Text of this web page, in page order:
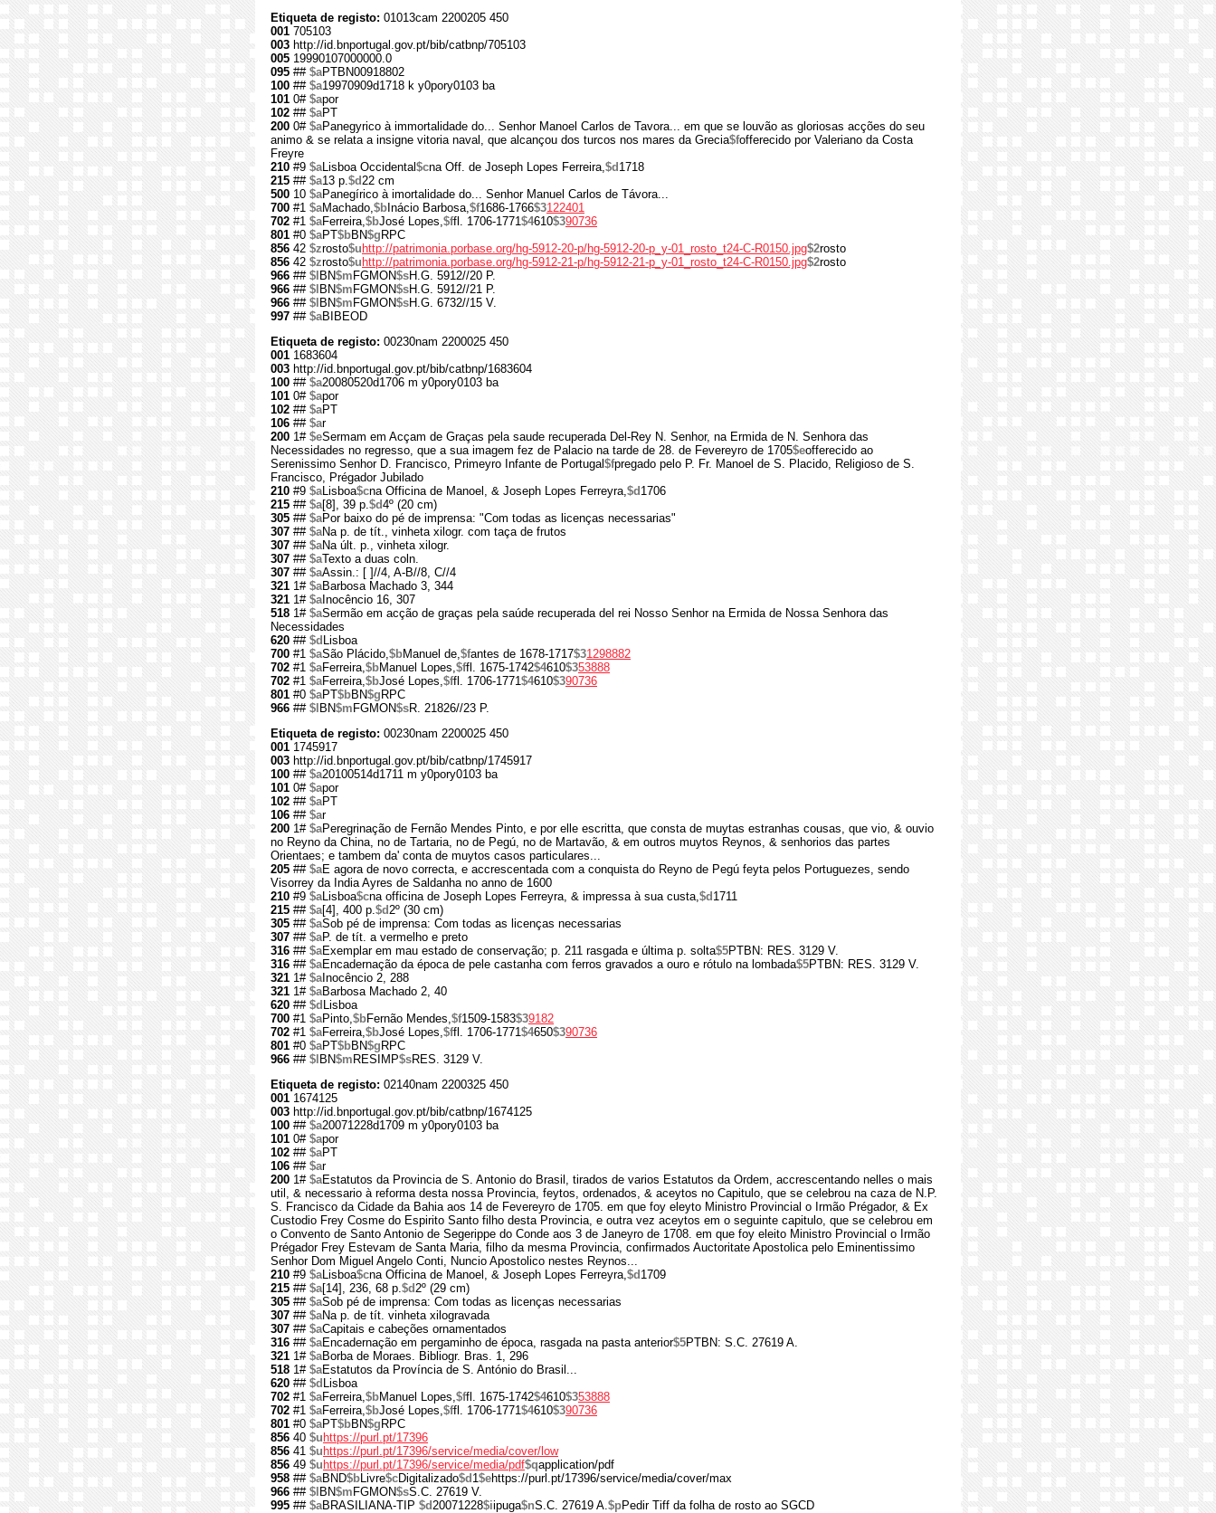
Etiqueta de registo: 01013cam 2200205 450
001 705103
003 http://id.bnportugal.gov.pt/bib/catbnp/705103
005 19990107000000.0
095 ## $aPTBN00918802
100 ## $a19970909d1718 k y0pory0103 ba
101 0# $apor
102 ## $aPT
200 0# $aPanegyrico à immortalidade do... Senhor Manoel Carlos de Tavora... em que se louvão as gloriosas acções do seu
animo & se relata a insigne vitoria naval, que alcançou dos turcos nos mares da Grecia$fofferecido por Valeriano da Costa
Freyre
210 #9 $aLisboa Occidental$cna Off. de Joseph Lopes Ferreira,$d 1718
215 ## $a13 p.$d22 cm
500 10 $aPanegírico à imortalidade do... Senhor Manuel Carlos de Távora...
700 #1 $aMachado,$b Inácio Barbosa,$f1686-1766$3122401
702 #1 $aFerreira,$bJosé Lopes,$ffl. 1706-1771$4610$390736
801 #0 $aPT$bBN$g RPC
856 42 $zrosto$u http://patrimonia.porbase.org/hg-5912-20-p/hg-5912-20-p_y-01_rosto_t24-C-R0150.jpg$2rosto
856 42 $zrosto$u http://patrimonia.porbase.org/hg-5912-21-p/hg-5912-21-p_y-01_rosto_t24-C-R0150.jpg$2rosto
966 ## $l BN$m FGMON$sH.G. 5912//20 P.
966 ## $l BN$m FGMON$sH.G. 5912//21 P.
966 ## $l BN$m FGMON$sH.G. 6732//15 V.
997 ## $aBIBEOD
Etiqueta de registo: 00230nam 2200025 450
001 1683604
003 http://id.bnportugal.gov.pt/bib/catbnp/1683604
100 ## $a20080520d1706 m y0pory0103 ba
101 0# $apor
102 ## $aPT
106 ## $ar
200 1# $eSermam em Acçam de Graças pela saude recuperada Del-Rey N. Senhor, na Ermida de N. Senhora das
Necessidades no regresso, que a sua imagem fez de Palacio na tarde de 28. de Fevereyro de 1705$eofferecido ao
Serenissimo Senhor D. Francisco, Primeyro Infante de Portugal$fpregado pelo P. Fr. Manoel de S. Placido, Religioso de S.
Francisco, Prégador Jubilado
210 #9 $aLisboa$cna Officina de Manoel, & Joseph Lopes Ferreyra,$d 1706
215 ## $a[8], 39 p.$d4º (20 cm)
305 ## $aPor baixo do pé de imprensa: "Com todas as licenças necessarias"
307 ## $aNa p. de tít., vinheta xilogr. com taça de frutos
307 ## $aNa últ. p., vinheta xilogr.
307 ## $aTexto a duas coln.
307 ## $aAssin.: [ ]//4, A-B//8, C//4
321 1# $aBarbosa Machado 3, 344
321 1# $aInocêncio 16, 307
518 1# $aSermão em acção de graças pela saúde recuperada del rei Nosso Senhor na Ermida de Nossa Senhora das
Necessidades
620 ## $d Lisboa
700 #1 $aSão Plácido,$bManuel de,$fantes de 1678-1717$31298882
702 #1 $aFerreira,$bManuel Lopes,$ffl. 1675-1742$4610$353888
702 #1 $aFerreira,$bJosé Lopes,$ffl. 1706-1771$4610$390736
801 #0 $aPT$bBN$g RPC
966 ## $l BN$m FGMON$sR. 21826//23 P.
Etiqueta de registo: 00230nam 2200025 450
001 1745917
003 http://id.bnportugal.gov.pt/bib/catbnp/1745917
100 ## $a20100514d1711 m y0pory0103 ba
101 0# $apor
102 ## $aPT
106 ## $ar
200 1# $aPeregrinação de Fernão Mendes Pinto, e por elle escritta, que consta de muytas estranhas cousas, que vio, & ouvio
no Reyno da China, no de Tartaria, no de Pegú, no de Martavão, & em outros muytos Reynos, & senhorios das partes
Orientaes; e tambem da' conta de muytos casos particulares...
205 ## $aE agora de novo correcta, e accrescentada com a conquista do Reyno de Pegú feyta pelos Portuguezes, sendo
Visorrey da India Ayres de Saldanha no anno de 1600
210 #9 $aLisboa$cna officina de Joseph Lopes Ferreyra, & impressa à sua custa,$d 1711
215 ## $a[4], 400 p.$d2º (30 cm)
305 ## $aSob pé de imprensa: Com todas as licenças necessarias
307 ## $aP. de tít. a vermelho e preto
316 ## $aExemplar em mau estado de conservação; p. 211 rasgada e última p. solta$5PTBN: RES. 3129 V.
316 ## $aEncadernação da época de pele castanha com ferros gravados a ouro e rótulo na lombada$5PTBN: RES. 3129 V.
321 1# $aInocêncio 2, 288
321 1# $aBarbosa Machado 2, 40
620 ## $d Lisboa
700 #1 $aPinto,$bFernão Mendes,$f1509-1583$39182
702 #1 $aFerreira,$bJosé Lopes,$ffl. 1706-1771$4650$390736
801 #0 $aPT$bBN$g RPC
966 ## $l BN$m RESIMP$sRES. 3129 V.
Etiqueta de registo: 02140nam 2200325 450
001 1674125
003 http://id.bnportugal.gov.pt/bib/catbnp/1674125
100 ## $a20071228d1709 m y0pory0103 ba
101 0# $apor
102 ## $aPT
106 ## $ar
200 1# $aEstatutos da Provincia de S. Antonio do Brasil, tirados de varios Estatutos da Ordem, accrescentando nelles o mais
util, & necessario à reforma desta nossa Provincia, feytos, ordenados, & aceytos no Capitulo, que se celebrou na caza de N.P.
S. Francisco da Cidade da Bahia aos 14 de Fevereyro de 1705. em que foy eleyto Ministro Provincial o Irmão Prégador, & Ex
Custodio Frey Cosme do Espirito Santo filho desta Provincia, e outra vez aceytos em o seguinte capitulo, que se celebrou em
o Convento de Santo Antonio de Segerippe do Conde aos 3 de Janeyro de 1708. em que foy eleito Ministro Provincial o Irmão
Prégador Frey Estevam de Santa Maria, filho da mesma Provincia, confirmados Auctoritate Apostolica pelo Eminentissimo
Senhor Dom Miguel Angelo Conti, Nuncio Apostolico nestes Reynos...
210 #9 $aLisboa$cna Officina de Manoel, & Joseph Lopes Ferreyra,$d 1709
215 ## $a[14], 236, 68 p.$d2º (29 cm)
305 ## $aSob pé de imprensa: Com todas as licenças necessarias
307 ## $aNa p. de tít. vinheta xilogravada
307 ## $aCapitais e cabeções ornamentados
316 ## $aEncadernação em pergaminho de época, rasgada na pasta anterior$5PTBN: S.C. 27619 A.
321 1# $aBorba de Moraes. Bibliogr. Bras. 1, 296
518 1# $aEstatutos da Província de S. António do Brasil...
620 ## $d Lisboa
702 #1 $aFerreira,$bManuel Lopes,$ffl. 1675-1742$4610$353888
702 #1 $aFerreira,$bJosé Lopes,$ffl. 1706-1771$4610$390736
801 #0 $aPT$bBN$g RPC
856 40 $u https://purl.pt/17396
856 41 $u https://purl.pt/17396/service/media/cover/low
856 49 $u https://purl.pt/17396/service/media/pdf$qapplication/pdf
958 ## $aBND$bLivre$cDigitalizado$d 1$ehttps://purl.pt/17396/service/media/cover/max
966 ## $l BN$m FGMON$sS.C. 27619 V.
995 ## $aBRASILIANA-TIP $d20071228$iipuga$nS.C. 27619 A.$pPedir Tiff da folha de rosto ao SGCD